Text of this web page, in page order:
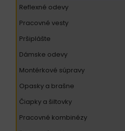
reflexné odevy
pracovné vesty
pršiplášte
dámske odevy
montérkové súpravy
opasky a brašne
čiapky a šiltovky
pracovné kombinézy